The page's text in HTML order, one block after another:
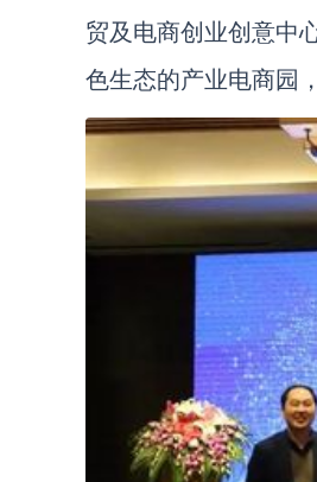
贸及电商创业创意中
色生态的产业电商园